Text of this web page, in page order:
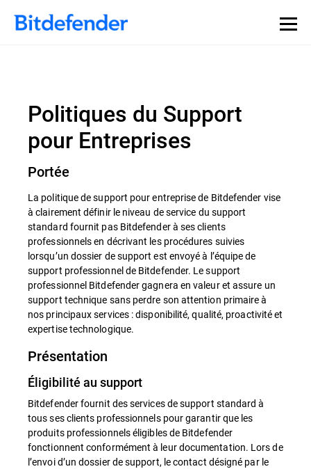
Politiques du Support
pour Entreprises
Portée
La politique de support pour entreprise de Bitdefender vise
à clairement définir le niveau de service du support
standard fournit pas Bitdefender à ses clients
professionnels en décrivant les procédures suivies
lorsqu’un dossier de support est envoyé à l’équipe de
support professionnel de Bitdefender. Le support
professionnel Bitdefender gagnera en valeur et assure un
support technique sans perdre son attention primaire à
nos principaux services : disponibilité, qualité, proactivité et
expertise technologique.
Présentation
Éligibilité au support
Bitdefender fournit des services de support standard à
tous ses clients professionnels pour garantir que les
produits professionnels éligibles de Bitdefender
fonctionnent conformément à leur documentation. Lors de
l’envoi d’un dossier de support, le contact désigné par le